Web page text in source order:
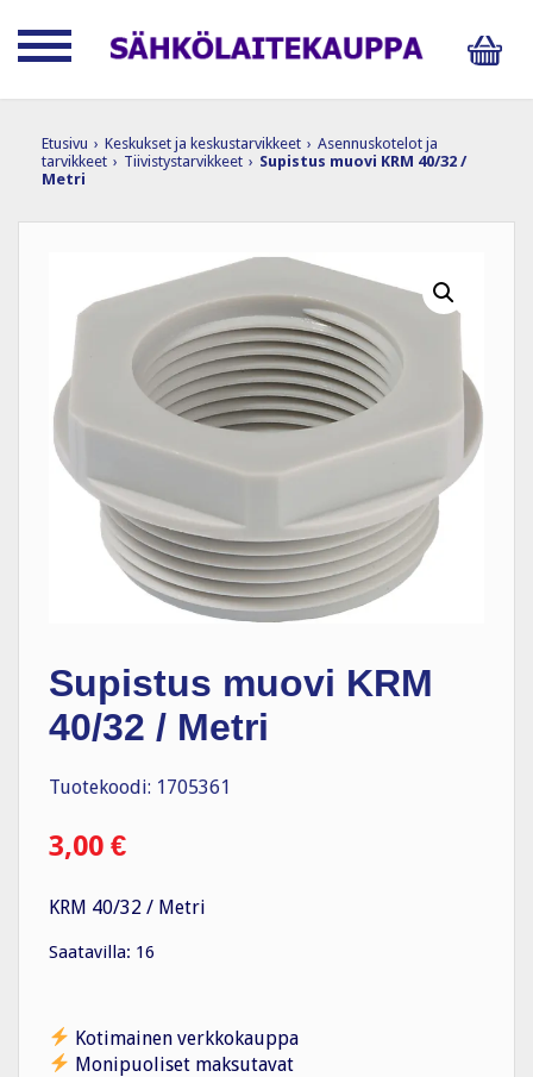
Etusivu › Keskukset ja keskustarvikkeet › Asennuskotelot ja
tarvikkeet › Tiivistystarvikkeet › Supistus muovi KRM 40/32 /
Metri
Supistus muovi KRM
40/32 / Metri
Tuotekoodi: 1705361
3,00 €
KRM 40/32 / Metri
Saatavilla: 16
Kotimainen verkkokauppa
Monipuoliset maksutavat